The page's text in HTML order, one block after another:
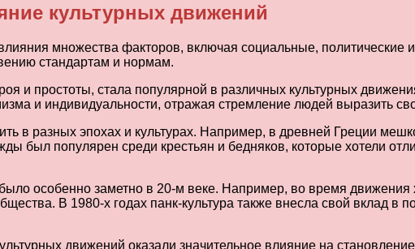
культурных движений
множества факторов, включая социальные,
стандартам и нормам.
и простоты, стала популярной в различных культурных
и индивидуальности, отражая стремление людей выразить
в разных эпохах и культурах. Например, в древней Греции
был популярен среди крестьян и бедняков, которые хотели
особенно заметно в 20-м веке. Например, во время движения
В 1980-х годах панк-культура также внесла свой вклад в
движений оказали значительное влияние на